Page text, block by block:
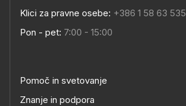
Klici za pravne osebe: +386 1 58 63 535
Pon - pet: 7:00 - 15:00
Pomoč in svetovanje
Znanje in podpora